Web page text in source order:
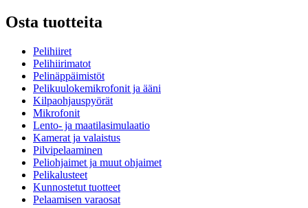
Osta tuotteita
Pelihiiret
Pelihiirimatot
Pelinäppäimistöt
Pelikuulokemikrofonit ja ääni
Kilpaohjauspyörät
Mikrofonit
Lento- ja maatilasimulaatio
Kamerat ja valaistus
Pilvipelaaminen
Peliohjaimet ja muut ohjaimet
Pelikalusteet
Kunnostetut tuotteet
Pelaamisen varaosat